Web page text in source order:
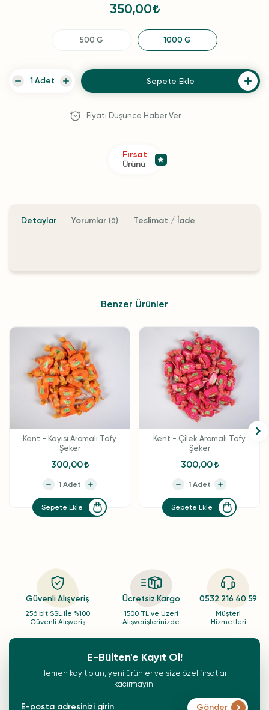
350,00
500 G 1000 G
Sepete Ekle
Fiyatı Düşünce Haber Ver
Fırsat
Ürünü
Detaylar Yorumlar (0) Teslimat / İade
Benzer Ürünler
Kent - Kayısı Aromalı Tofy
Şeker
300,00
Sepete Ekle
Kent - Çilek Aromalı Tofy
Şeker
300,00
Sepete Ekle
Güvenli Alışveriş
256 bit SSL ile %100
Güvenli Alışveriş
Ücretsiz Kargo
1500 TL ve Üzeri
Alışverişlerinizde
0532 216 40 59
Müşteri
Hizmetleri
E-Bülten'e Kayıt Ol!
Hemen kayıt olun, yeni ürünler ve size özel fırsatları
kaçırmayın!
Gönder